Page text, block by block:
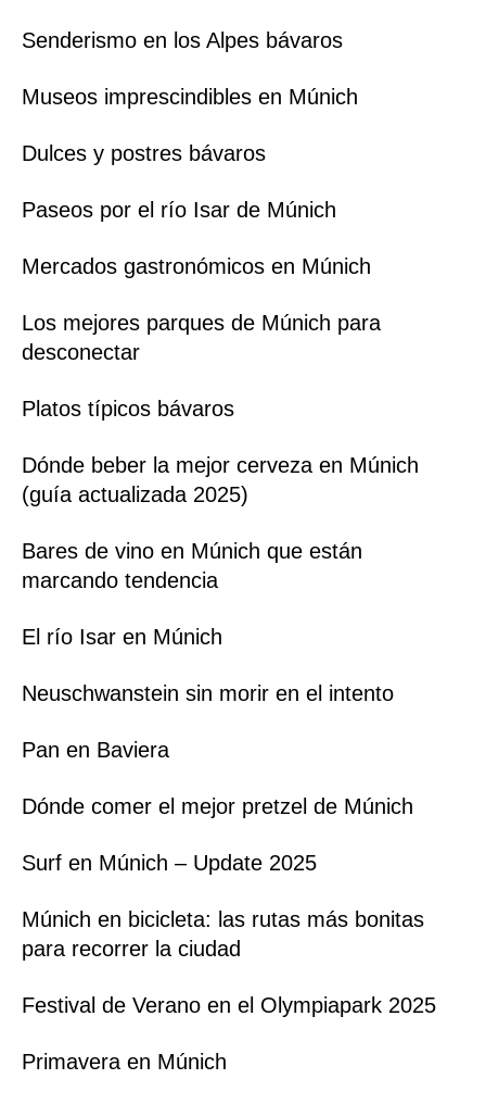
Senderismo en los Alpes bávaros
Museos imprescindibles en Múnich
Dulces y postres bávaros
Paseos por el río Isar de Múnich
Mercados gastronómicos en Múnich
Los mejores parques de Múnich para
desconectar
Platos típicos bávaros
Dónde beber la mejor cerveza en Múnich
(guía actualizada 2025)
Bares de vino en Múnich que están
marcando tendencia
El río Isar en Múnich
Neuschwanstein sin morir en el intento
Pan en Baviera
Dónde comer el mejor pretzel de Múnich
Surf en Múnich – Update 2025
Múnich en bicicleta: las rutas más bonitas
para recorrer la ciudad
Festival de Verano en el Olympiapark 2025
Primavera en Múnich